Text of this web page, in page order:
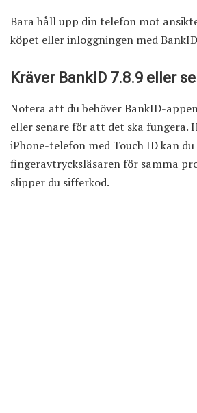
Bara håll upp din telefon mot
köpet eller inloggningen med
Kräver BankID 7.8.9 eller
Notera att du behöver BankID-
eller senare för att det ska fungera.
iPhone-telefon med Touch ID kan
fingeravtrycksläsaren för samma
slipper du sifferkod.